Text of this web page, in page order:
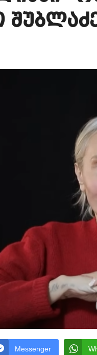
იმდენად დიდია
Messenger